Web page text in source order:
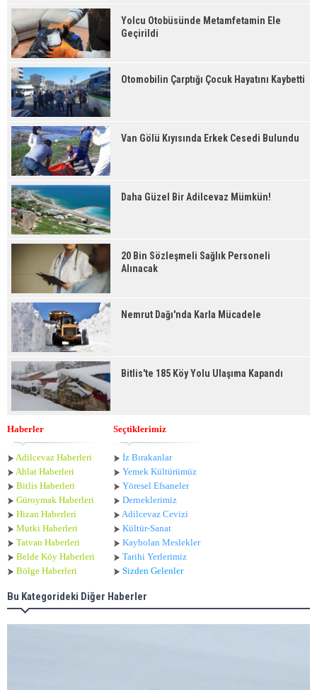
Yolcu Otobüsünde Metamfetamin Ele
Geçirildi
Otomobilin Çarptığı Çocuk Hayatını Kaybetti
Van Gölü Kıyısında Erkek Cesedi Bulundu
Daha Güzel Bir Adilcevaz Mümkün!
20 Bin Sözleşmeli Sağlık Personeli
Alınacak
Nemrut Dağı'nda Karla Mücadele
Bitlis'te 185 Köy Yolu Ulaşıma Kapandı
Haberler
Adilcevaz Haberleri
Ahlat Haberleri
Bitlis Haberleri
Güroymak Haberleri
Hizan Haberleri
Mutki Haberleri
Tatvan Haberleri
Belde Köy Haberleri
Bölge Haberleri
Seçtiklerimiz
İz Bırakanlar
Yemek Kültürümüz
Yöresel Efsaneler
Derneklerimiz
Adilcevaz Cevizi
Kültür-Sanat
Kaybolan Meslekler
Tarihi Yerlerimiz
Sizden Gelenler
Bu Kategorideki Diğer Haberler